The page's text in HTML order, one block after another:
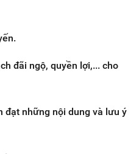
đãi ngộ, quyền lợi,... cho
đạt những nội dung và lưu ý